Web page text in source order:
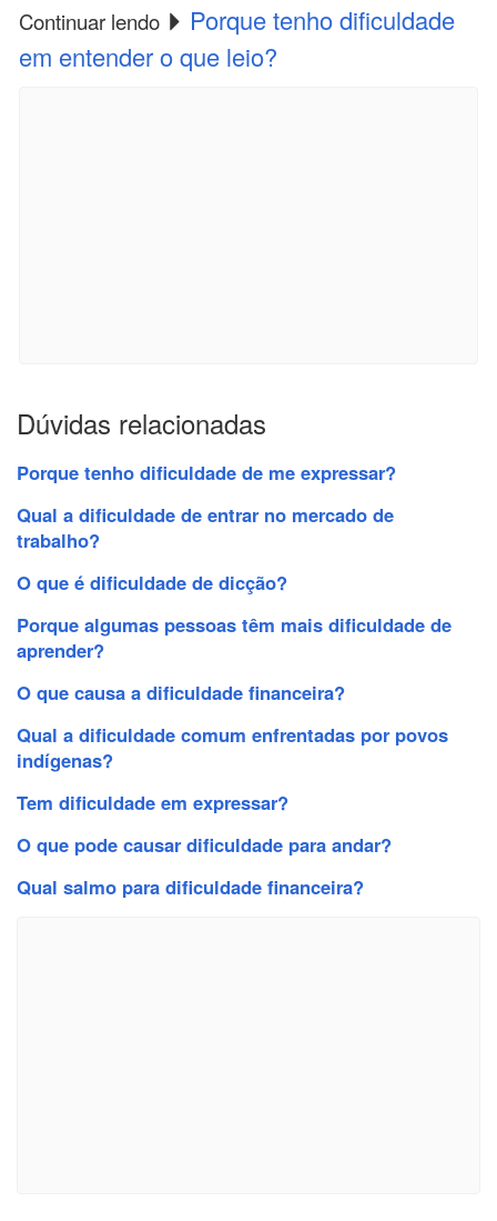
Continuar lendo
Porque tenho dificuldade
em entender o que leio?
Dúvidas relacionadas
Porque tenho dificuldade de me expressar?
Qual a dificuldade de entrar no mercado de
trabalho?
O que é dificuldade de dicção?
Porque algumas pessoas têm mais dificuldade de
aprender?
O que causa a dificuldade financeira?
Qual a dificuldade comum enfrentadas por povos
indígenas?
Tem dificuldade em expressar?
O que pode causar dificuldade para andar?
Qual salmo para dificuldade financeira?